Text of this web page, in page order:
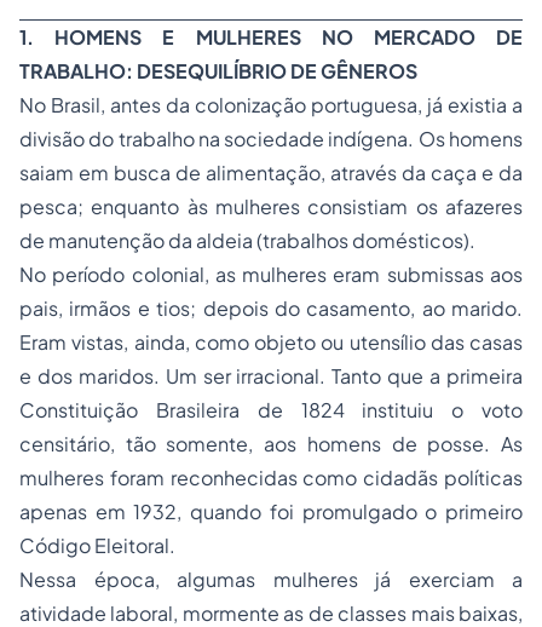
1. HOMENS E MULHERES NO MERCADO DE
TRABALHO: DESEQUILÍBRIO DE GÊNEROS
No Brasil, antes da colonização portuguesa, já existia a
divisão do trabalho na sociedade indígena. Os homens
saiam em busca de alimentação, através da caça e da
pesca; enquanto às mulheres consistiam os afazeres
de manutenção da aldeia (trabalhos domésticos).
No período colonial, as mulheres eram submissas aos
pais, irmãos e tios; depois do casamento, ao marido.
Eram vistas, ainda, como objeto ou utensílio das casas
e dos maridos. Um ser irracional. Tanto que a primeira
Constituição Brasileira de 1824 instituiu o voto
censitário, tão somente, aos homens de posse. As
mulheres foram reconhecidas como cidadãs políticas
apenas em 1932, quando foi promulgado o primeiro
Código Eleitoral.
Nessa época, algumas mulheres já exerciam a
atividade laboral, mormente as de classes mais baixas,